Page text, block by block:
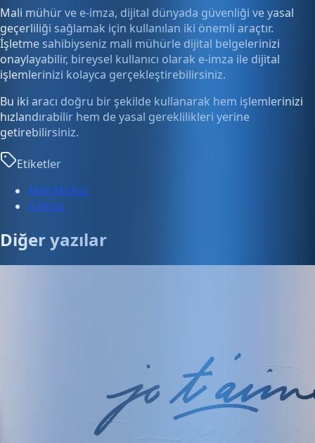
Mali mühür ve e-imza, dijital dünyada güvenliği ve yasal
geçerliliği sağlamak için kullanılan iki önemli araçtır.
İşletme sahibiyseniz mali mühürle dijital belgelerinizi
onaylayabilir, bireysel kullanıcı olarak e-imza ile dijital
işlemlerinizi kolayca gerçekleştirebilirsiniz.
Bu iki aracı doğru bir şekilde kullanarak hem işlemlerinizi
hızlandırabilir hem de yasal gereklilikleri yerine
getirebilirsiniz.
Etiketler
Mali Mühür
e-İmza
Diğer yazılar